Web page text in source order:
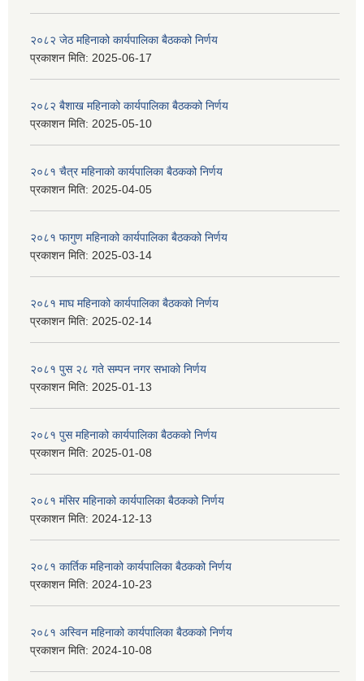
२०८२ जेठ महिनाको कार्यपालिका बैठकको निर्णय
प्रकाशन मिति: 2025-06-17
२०८२ बैशाख महिनाको कार्यपालिका बैठकको निर्णय
प्रकाशन मिति: 2025-05-10
२०८१ चैत्र महिनाको कार्यपालिका बैठकको निर्णय
प्रकाशन मिति: 2025-04-05
२०८१ फागुण महिनाको कार्यपालिका बैठकको निर्णय
प्रकाशन मिति: 2025-03-14
२०८१ माघ महिनाको कार्यपालिका बैठकको निर्णय
प्रकाशन मिति: 2025-02-14
२०८१ पुस २८ गते सम्प‍न नगर सभाको निर्णय
प्रकाशन मिति: 2025-01-13
२०८१ पुस महिनाको कार्यपालिका बैठकको निर्णय
प्रकाशन मिति: 2025-01-08
२०८१ मंसिर महिनाको कार्यपालिका बैठकको निर्णय
प्रकाशन मिति: 2024-12-13
२०८१ कार्तिक महिनाको कार्यपालिका बैठकको निर्णय
प्रकाशन मिति: 2024-10-23
२०८१ अस्विन महिनाको कार्यपालिका बैठकको निर्णय
प्रकाशन मिति: 2024-10-08